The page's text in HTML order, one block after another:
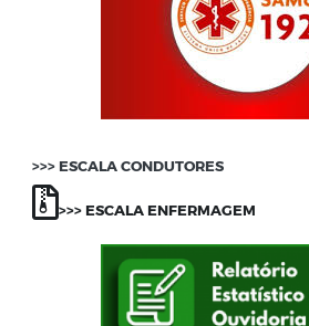
>>> ESCALA CONDUTORES
>>> ESCALA ENFERMAGEM